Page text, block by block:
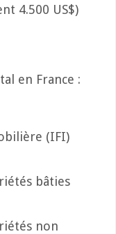
4.500 US$)
en France :
(IFI)
bâties
non